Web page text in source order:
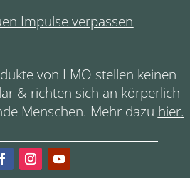
Impulse verpassen
von LMO stellen keinen
& richten sich an körperlich
Menschen. Mehr dazu hier.